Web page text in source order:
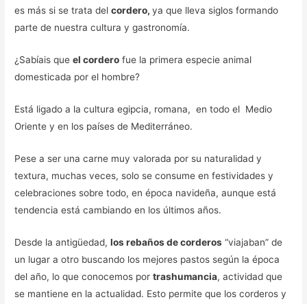
es más si se trata delcordero,ya que lleva siglos formando
parte de nuestra cultura y gastronomía.
¿Sabíais queel cordero fue la primera especie animal
domesticada por el hombre?
Está ligado a la cultura egipcia, romana, en todo el Medio
Oriente y en los países de Mediterráneo.
Pese a ser una carne muy valorada por su naturalidad y
textura, muchas veces, solo se consume en festividades y
celebraciones sobre todo, en época navideña, aunque está
tendencia está cambiando en los últimos años.
Desde la antigüedad,los rebaños de corderos “viajaban” de
un lugar a otro buscando los mejores pastos según la época
del año, lo que conocemos portrashumancia, actividad que
se mantiene en la actualidad. Esto permite que los corderos y